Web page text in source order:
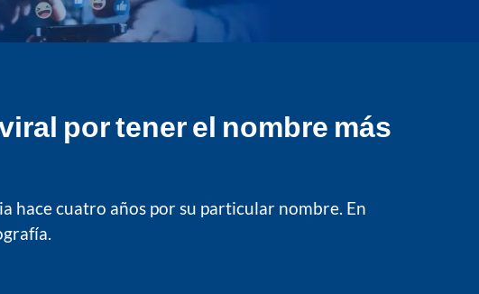
por tener el nombre más
hace cuatro años por su particular nombre. En